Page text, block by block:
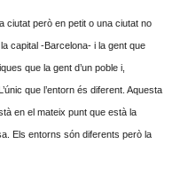
ciutat però en petit o una ciutat no
capital -Barcelona- i la gent que
que la gent d’un poble i,
que l’entorn és diferent. Aquesta
en el mateix punt que està la
Els entorns són diferents però la